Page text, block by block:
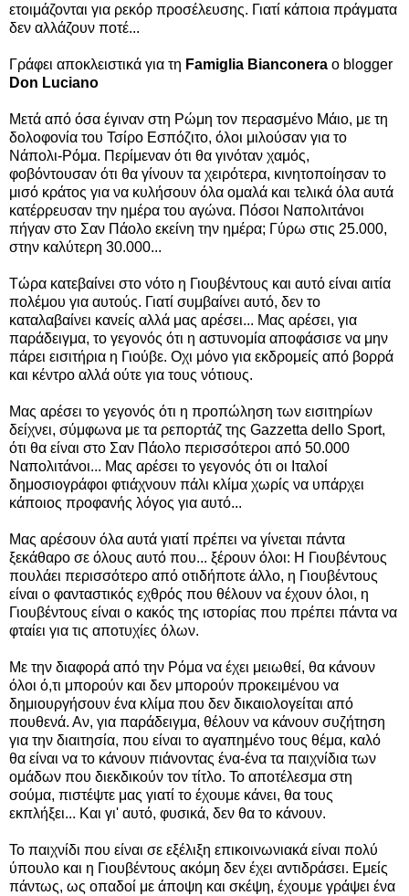
ετοιμάζονται για ρεκόρ προσέλευσης. Γιατί κάποια πράγματα
δεν αλλάζουν ποτέ...
Γράφει αποκλειστικά για τη Famiglia Bianconera ο blogger
Don Luciano
Μετά από όσα έγιναν στη Ρώμη τον περασμένο Μάιο, με τη
δολοφονία του Τσίρο Εσπόζιτο, όλοι μιλούσαν για το
Νάπολι-Ρόμα. Περίμεναν ότι θα γινόταν χαμός,
φοβόντουσαν ότι θα γίνουν τα χειρότερα, κινητοποίησαν το
μισό κράτος για να κυλήσουν όλα ομαλά και τελικά όλα αυτά
κατέρρευσαν την ημέρα του αγώνα. Πόσοι Ναπολιτάνοι
πήγαν στο Σαν Πάολο εκείνη την ημέρα; Γύρω στις 25.000,
στην καλύτερη 30.000...
Τώρα κατεβαίνει στο νότο η Γιουβέντους και αυτό είναι αιτία
πολέμου για αυτούς. Γιατί συμβαίνει αυτό, δεν το
καταλαβαίνει κανείς αλλά μας αρέσει... Μας αρέσει, για
παράδειγμα, το γεγονός ότι η αστυνομία αποφάσισε να μην
πάρει εισιτήρια η Γιούβε. Οχι μόνο για εκδρομείς από βορρά
και κέντρο αλλά ούτε για τους νότιους.
Μας αρέσει το γεγονός ότι η προπώληση των εισιτηρίων
δείχνει, σύμφωνα με τα ρεπορτάζ της Gazzetta dello Sport,
ότι θα είναι στο Σαν Πάολο περισσότεροι από 50.000
Ναπολιτάνοι... Μας αρέσει το γεγονός ότι οι Ιταλοί
δημοσιογράφοι φτιάχνουν πάλι κλίμα χωρίς να υπάρχει
κάποιος προφανής λόγος για αυτό...
Μας αρέσουν όλα αυτά γιατί πρέπει να γίνεται πάντα
ξεκάθαρο σε όλους αυτό που... ξέρουν όλοι: Η Γιουβέντους
πουλάει περισσότερο από οτιδήποτε άλλο, η Γιουβέντους
είναι ο φανταστικός εχθρός που θέλουν να έχουν όλοι, η
Γιουβέντους είναι ο κακός της ιστορίας που πρέπει πάντα να
φταίει για τις αποτυχίες όλων.
Με την διαφορά από την Ρόμα να έχει μειωθεί, θα κάνουν
όλοι ό,τι μπορούν και δεν μπορούν προκειμένου να
δημιουργήσουν ένα κλίμα που δεν δικαιολογείται από
πουθενά. Αν, για παράδειγμα, θέλουν να κάνουν συζήτηση
για την διαιτησία, που είναι το αγαπημένο τους θέμα, καλό
θα είναι να το κάνουν πιάνοντας ένα-ένα τα παιχνίδια των
ομάδων που διεκδικούν τον τίτλο. Το αποτέλεσμα στη
σούμα, πιστέψτε μας γιατί το έχουμε κάνει, θα τους
εκπλήξει... Και γι' αυτό, φυσικά, δεν θα το κάνουν.
Το παιχνίδι που είναι σε εξέλιξη επικοινωνιακά είναι πολύ
ύπουλο και η Γιουβέντους ακόμη δεν έχει αντιδράσει. Εμείς
πάντως, ως οπαδοί με άποψη και σκέψη, έχουμε γράψει ένα